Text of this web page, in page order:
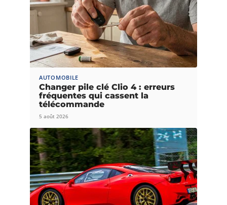
AUTOMOBILE
Changer pile clé Clio 4 : erreurs
fréquentes qui cassent la
télécommande
5 août 2026